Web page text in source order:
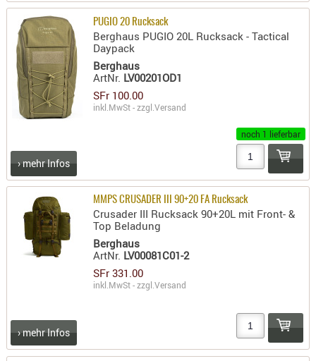
SPUHR -
PUGIO 20 Rucksack
Berghaus PUGIO 20L Rucksack - Tactical
Daypack
Berghaus
ArtNr. LV00201OD1
SFr 100.00
inkl.MwSt - zzgl.Versand
noch 1 lieferbar
› mehr Infos
MMPS CRUSADER III 90+20 FA Rucksack
Crusader III Rucksack 90+20L mit Front- &
Top Beladung
Berghaus
ArtNr. LV00081C01-2
SFr 331.00
inkl.MwSt - zzgl.Versand
› mehr Infos